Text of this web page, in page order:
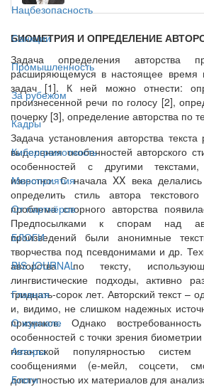
Нацбезопасность
Санкции
Промышленность
За рубежом
Кадры
Киберграмотность
Мероприятия
От партнёров
БЛОГИ
BIS JOURNAL
Главная
О журнале
Авторы
Блоги
БИОМЕТРИЯ И ОПРЕДЕЛЕНИЕ
Задача определения авторства
расширяющемуся в настоящее время
задач [1]. К ней можно отнести:
произнесенной речи по голосу [2],
почерку [3], определение авторства по
Задача установления авторства
выделения особенностей авторского
особенностей с другими
известно. С начала XX века
определить стиль автора
проблема спорного авторства
Предпосылками к спорам над
произведений были анонимные
творчества под псевдонимами и др.
авторства по тексту,
лингвистические подходы, активно
тридцать-сорок лет. Авторский текст –
и, видимо, не слишком надежных
признаков. Однако
особенностей с точки зрения
гигантской популярностью
сообщениями (е-мейл, соцсети,
доступностью их материалов для